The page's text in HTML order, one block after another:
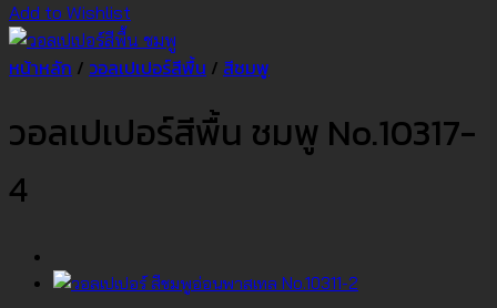
Add to Wishlist
หน้าหลัก / วอลเปเปอร์สีพื้น / สีชมพู
วอลเปเปอร์สีพื้น ชมพู No.10317-
4